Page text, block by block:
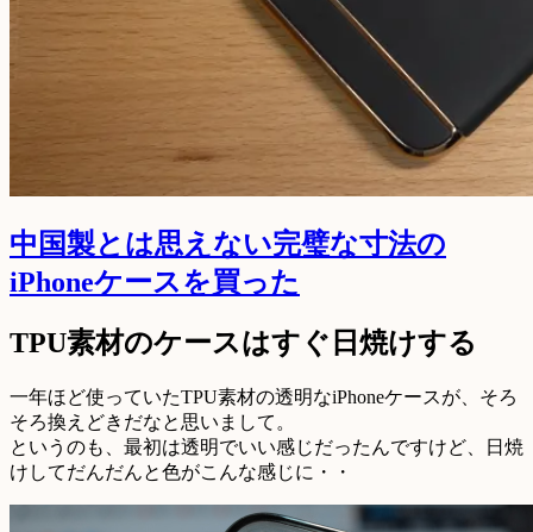
中国製とは思えない完璧な寸法の
iPhoneケースを買った
TPU素材のケースはすぐ日焼けする
一年ほど使っていたTPU素材の透明なiPhoneケースが、そろ
そろ換えどきだなと思いまして。
というのも、最初は透明でいい感じだったんですけど、日焼
けしてだんだんと色がこんな感じに・・